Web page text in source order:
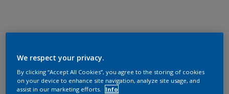
We respect your privacy.
By clicking “Accept All Cookies”, you agree to the storing of cookies
on your device to enhance site navigation, analyze site usage, and
assist in our marketing efforts.
Info